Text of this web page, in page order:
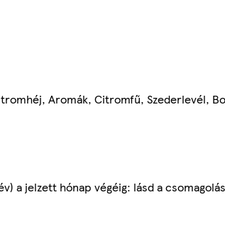
Aromák, Citromfű, Szederlevél,
a jelzett hónap végéig: lásd a